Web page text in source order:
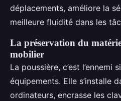
déplacements, améliore la
meilleure fluidité dans les
La préservation du
mobilier
La poussière, c’est l’ennemi
équipements. Elle s’installe
ordinateurs, encrasse les